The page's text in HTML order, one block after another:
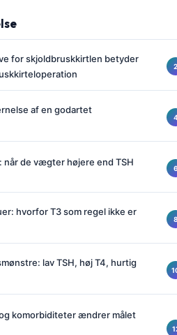
for skjoldbruskkirtlen betyder
af en godartet
når de vægter højere end TSH
hvorfor T3 som regel ikke er
lav TSH, høj T4, hurtig
komorbiditeter ændrer målet